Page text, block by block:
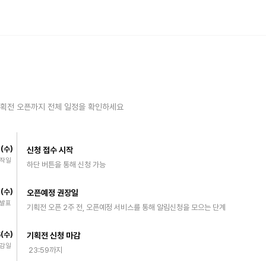
전 오픈까지 전체 일정을 확인하세요
)
일
신청 접수 시작
하단 버튼을 통해 신청 가능
)
표
오픈예정 권장일
기획전 오픈 2주 전, 오픈예정 서비스를 통해 알림신청을 모으는 단계
수)
일
기획전 신청 마감
23:59까지